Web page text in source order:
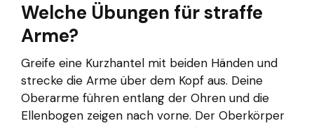
Welche Übungen für straffe
Arme?
Greife eine Kurzhantel mit beiden Händen und
strecke die Arme über dem Kopf aus. Deine
Oberarme führen entlang der Ohren und die
Ellenbogen zeigen nach vorne. Der Oberkörper